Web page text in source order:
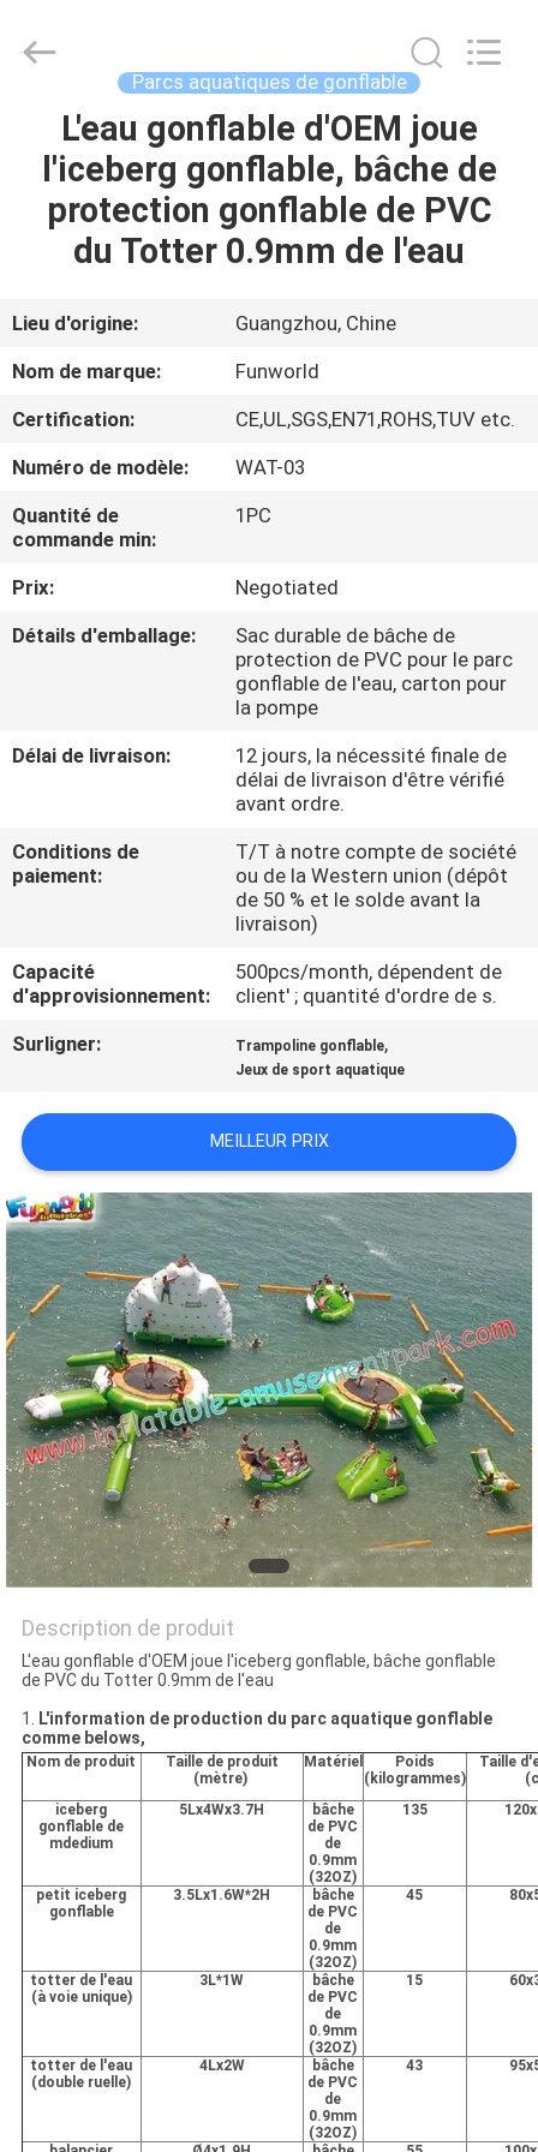
MAISON
PRODUITS
AU
DE
NOUS
VISITE
D'USINE
QUALITÉ
NEWS
DU
SITE
PRIVACY
POLICY
Inflatables
Limited.
Parcs aquatiques de gonflable
L'eau gonflable d'OEM joue
l'iceberg gonflable, bâche de
protection gonflable de PVC
du Totter 0.9mm de l'eau
Lieu d'origine:
Guangzhou, Chine
Nom de marque:
Funworld
Certification:
CE,UL,SGS,EN71,ROHS,TUV etc.
Numéro de modèle:
WAT-03
Quantité de
commande min:
1PC
Prix:
Negotiated
Détails d'emballage:
Sac durable de bâche de
protection de PVC pour le parc
gonflable de l'eau, carton pour
la pompe
Délai de livraison:
12 jours, la nécessité finale de
délai de livraison d'être vérifié
avant ordre.
Conditions de
paiement:
T/T à notre compte de société
ou de la Western union (dépôt
de 50 % et le solde avant la
livraison)
Capacité
d'approvisionnement:
500pcs/month, dépendent de
client' ; quantité d'ordre de s.
Surligner:
Trampoline gonflable,
Jeux de sport aquatique
MEILLEUR PRIX
Description de produit
L'eau gonflable d'OEM joue l'iceberg gonflable, bâche gonflable
de PVC du Totter 0.9mm de l'eau
1. L'information de production du parc aquatique gonflable
comme belows,
Nom de produit
Taille de produit
(mètre)
Matériel
Poids
(kilogrammes)
Taille
iceberg
gonflable de
mdedium
5Lx4Wx3.7H
bâche
de PVC
de
0.9mm
(32OZ)
135
petit iceberg
gonflable
3.5Lx1.6W*2H
bâche
de PVC
de
0.9mm
(32OZ)
45
totter de l'eau
(à voie unique)
3L*1W
bâche
de PVC
de
0.9mm
(32OZ)
15
totter de l'eau
(double ruelle)
4Lx2W
bâche
de PVC
de
0.9mm
(32OZ)
43